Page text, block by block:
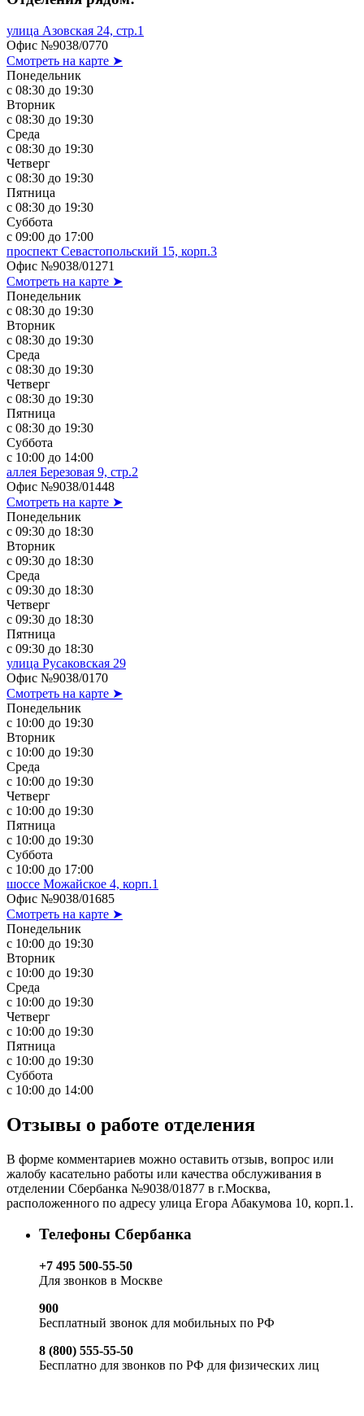
улица Азовская 24, стр.1
Офис №9038/0770
Смотреть на карте ➤
Понедельник
с 08:30 до 19:30
Вторник
с 08:30 до 19:30
Среда
с 08:30 до 19:30
Четверг
с 08:30 до 19:30
Пятница
с 08:30 до 19:30
Суббота
с 09:00 до 17:00
проспект Севастопольский 15, корп.3
Офис №9038/01271
Смотреть на карте ➤
Понедельник
с 08:30 до 19:30
Вторник
с 08:30 до 19:30
Среда
с 08:30 до 19:30
Четверг
с 08:30 до 19:30
Пятница
с 08:30 до 19:30
Суббота
с 10:00 до 14:00
аллея Березовая 9, стр.2
Офис №9038/01448
Смотреть на карте ➤
Понедельник
с 09:30 до 18:30
Вторник
с 09:30 до 18:30
Среда
с 09:30 до 18:30
Четверг
с 09:30 до 18:30
Пятница
с 09:30 до 18:30
улица Русаковская 29
Офис №9038/0170
Смотреть на карте ➤
Понедельник
с 10:00 до 19:30
Вторник
с 10:00 до 19:30
Среда
с 10:00 до 19:30
Четверг
с 10:00 до 19:30
Пятница
с 10:00 до 19:30
Суббота
с 10:00 до 17:00
шоссе Можайское 4, корп.1
Офис №9038/01685
Смотреть на карте ➤
Понедельник
с 10:00 до 19:30
Вторник
с 10:00 до 19:30
Среда
с 10:00 до 19:30
Четверг
с 10:00 до 19:30
Пятница
с 10:00 до 19:30
Суббота
с 10:00 до 14:00
Отзывы о работе отделения
В форме комментариев можно оставить отзыв, вопрос или
жалобу касательно работы или качества обслуживания в
отделении Сбербанка №9038/01877 в г.Москва,
расположенного по адресу улица Егора Абакумова 10, корп.1.
Телефоны Сбербанка
+7 495 500-55-50
Для звонков в Москве
900
Бесплатный звонок для мобильных по РФ
8 (800) 555-55-50
Бесплатно для звонков по РФ для физических лиц